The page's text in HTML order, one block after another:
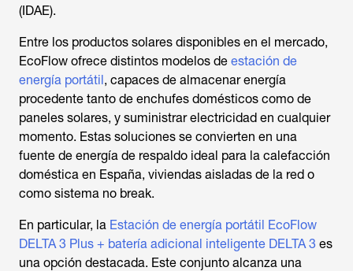
(IDAE).
Entre los productos solares disponibles en el mercado,
EcoFlow ofrece distintos modelos de estación de
energía portátil, capaces de almacenar energía
procedente tanto de enchufes domésticos como de
paneles solares, y suministrar electricidad en cualquier
momento. Estas soluciones se convierten en una
fuente de energía de respaldo ideal para la calefacción
doméstica en España, viviendas aisladas de la red o
como sistema no break.
En particular, la Estación de energía portátil EcoFlow
DELTA 3 Plus + batería adicional inteligente DELTA 3 es
una opción destacada. Este conjunto alcanza una